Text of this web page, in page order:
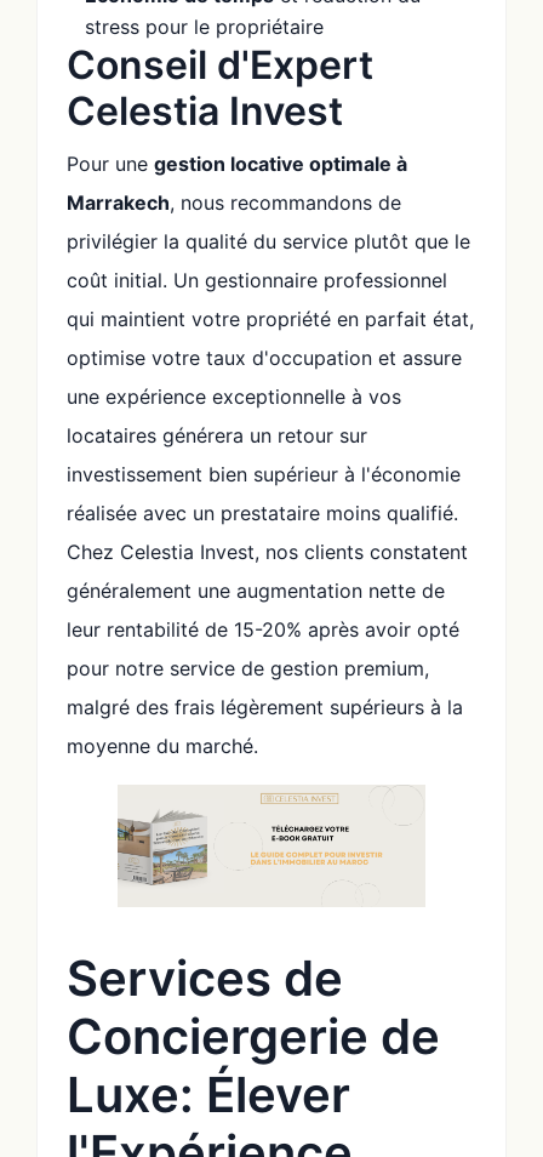
stress pour le propriétaire
Conseil d'Expert
Celestia Invest
Pour une gestion locative optimale à
Marrakech, nous recommandons de
privilégier la qualité du service plutôt que le
coût initial. Un gestionnaire professionnel
qui maintient votre propriété en parfait état,
optimise votre taux d'occupation et assure
une expérience exceptionnelle à vos
locataires générera un retour sur
investissement bien supérieur à l'économie
réalisée avec un prestataire moins qualifié.
Chez Celestia Invest, nos clients constatent
généralement une augmentation nette de
leur rentabilité de 15-20% après avoir opté
pour notre service de gestion premium,
malgré des frais légèrement supérieurs à la
moyenne du marché.
Services de
Conciergerie de
Luxe: Élever